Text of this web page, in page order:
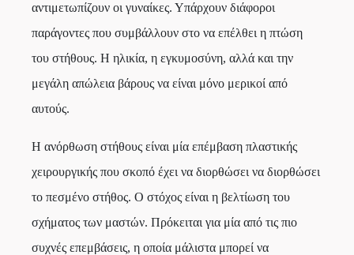
αντιμετωπίζουν οι γυναίκες. Υπάρχουν διάφοροι
παράγοντες που συμβάλλουν στο να επέλθει η πτώση
του στήθους. Η ηλικία, η εγκυμοσύνη, αλλά και την
μεγάλη απώλεια βάρους να είναι μόνο μερικοί από
αυτούς.
Η ανόρθωση στήθους είναι μία επέμβαση πλαστικής
χειρουργικής που σκοπό έχει να διορθώσει να διορθώσει
το πεσμένο στήθος. Ο στόχος είναι η βελτίωση του
σχήματος των μαστών. Πρόκειται για μία από τις πιο
συχνές επεμβάσεις, η οποία μάλιστα μπορεί να